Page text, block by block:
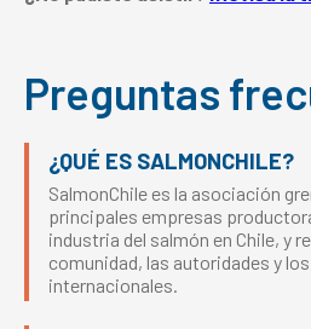
Preguntas
¿QUÉ ES SALMONCHILE?
SalmonChile es la asociación
principales empresas
industria del salmón en Chile, y
comunidad, las autoridades y
internacionales.